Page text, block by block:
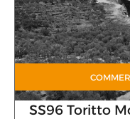
SS96 Toritto